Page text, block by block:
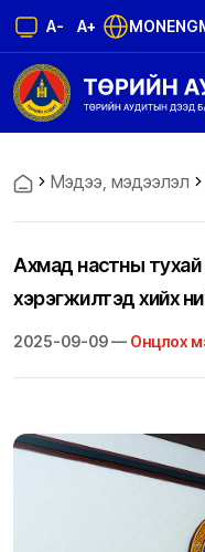
A- A+ MONENG
Мэдээ, мэдээлэл
Ахмад настны тухай
хэрэгжилтэд хийх
2025-09-09 — Онцлох